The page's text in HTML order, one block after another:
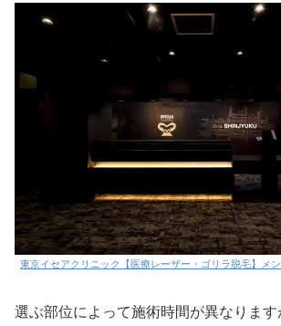
東京イセアクリニック【医療レーザー・ゴリラ脱毛】メ
選ぶ部位によって施術時間が異なりま